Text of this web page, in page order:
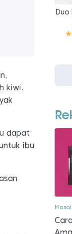
kiwi.
dapat
ibu
Duo